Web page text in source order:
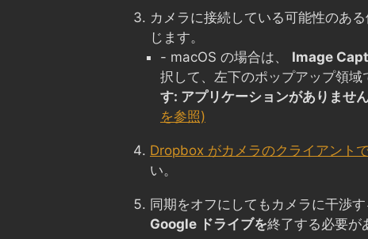
カメラに接続している可能性のあ
じます。
- macOS の場合は、 Image
択して、左下のポップアップ領域
す: アプリケーションがありません
を参照)
Dropbox がカメラのクライアント
い。
同期をオフにしてもカメラに干渉す
Google ドライブを終了する必要が